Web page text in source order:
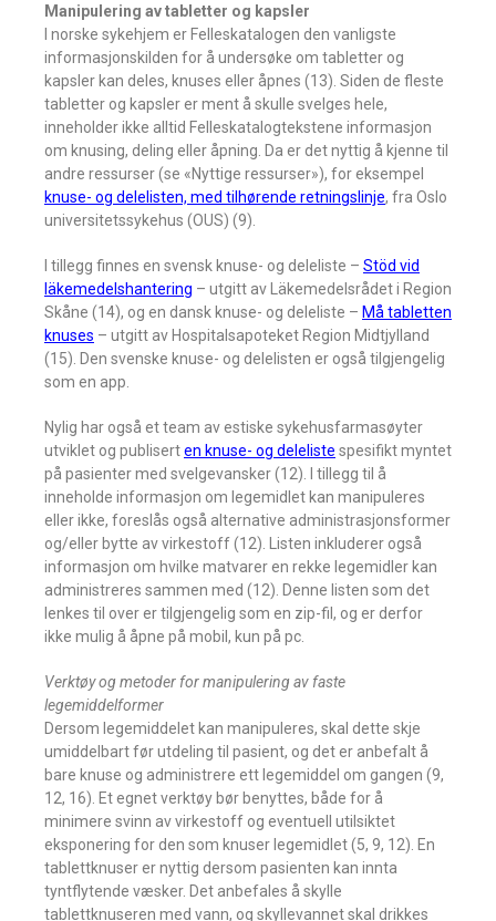
Manipulering av tabletter og kapsler
I norske sykehjem er Felleskatalogen den vanligste
informasjonskilden for å undersøke om tabletter og
kapsler kan deles, knuses eller åpnes (13). Siden de fleste
tabletter og kapsler er ment å skulle svelges hele,
inneholder ikke alltid Felleskatalogtekstene informasjon
om knusing, deling eller åpning. Da er det nyttig å kjenne til
andre ressurser (se «Nyttige ressurser»), for eksempel
knuse- og delelisten, med tilhørende retningslinje, fra Oslo
universitetssykehus (OUS) (9).
I tillegg finnes en svensk knuse- og deleliste – Stöd vid
läkemedelshantering – utgitt av Läkemedelsrådet i Region
Skåne (14), og en dansk knuse- og deleliste – Må tabletten
knuses – utgitt av Hospitalsapoteket Region Midtjylland
(15). Den svenske knuse- og delelisten er også tilgjengelig
som en app.
Nylig har også et team av estiske sykehusfarmasøyter
utviklet og publiserten knuse- og deleliste spesifikt myntet
på pasienter med svelgevansker (12). I tillegg til å
inneholde informasjon om legemidlet kan manipuleres
eller ikke, foreslås også alternative administrasjonsformer
og/eller bytte av virkestoff (12). Listen inkluderer også
informasjon om hvilke matvarer en rekke legemidler kan
administreres sammen med (12). Denne listen som det
lenkes til over er tilgjengelig som en zip-fil, og er derfor
ikke mulig å åpne på mobil, kun på pc.
Verktøy og metoder for manipulering av faste
legemiddelformer
Dersom legemiddelet kan manipuleres, skal dette skje
umiddelbart før utdeling til pasient, og det er anbefalt å
bare knuse og administrere ett legemiddel om gangen (9,
12, 16). Et egnet verktøy bør benyttes, både for å
minimere svinn av virkestoff og eventuell utilsiktet
eksponering for den som knuser legemidlet (5, 9, 12). En
tablettknuser er nyttig dersom pasienten kan innta
tyntflytende væsker. Det anbefales å skylle
tablettknuseren med vann, og skyllevannet skal drikkes